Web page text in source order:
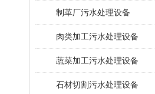
制革厂污水处理设备
肉类加工污水处理设备
蔬菜加工污水处理设备
石材切割污水处理设备